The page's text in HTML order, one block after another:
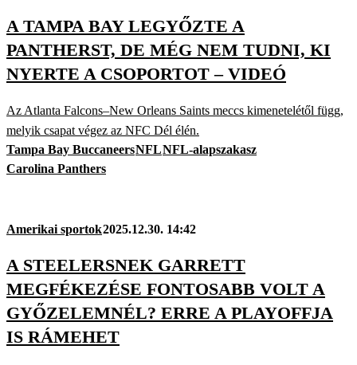
A TAMPA BAY LEGYŐZTE A
PANTHERST, DE MÉG NEM TUDNI, KI
NYERTE A CSOPORTOT – VIDEÓ
Az Atlanta Falcons–New Orleans Saints meccs kimenetelétől függ,
melyik csapat végez az NFC Dél élén.
Tampa Bay BuccaneersNFLNFL-alapszakasz
Carolina Panthers
Amerikai sportok2025.12.30. 14:42
A STEELERSNEK GARRETT
MEGFÉKEZÉSE FONTOSABB VOLT A
GYŐZELEMNÉL? ERRE A PLAYOFFJA
IS RÁMEHET